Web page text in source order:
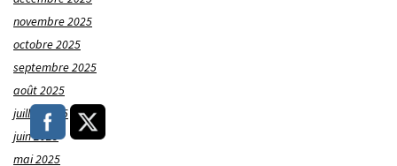
novembre 2025
octobre 2025
septembre 2025
août 2025
juillet 2025
juin 2025
mai 2025